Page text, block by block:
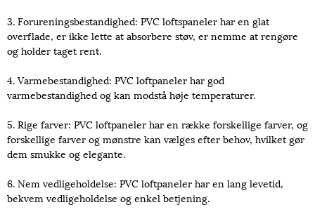
3. Forureningsbestandighed: PVC loftspaneler har en glat
overflade, er ikke lette at absorbere støv, er nemme at rengøre
og holder taget rent.
4. Varmebestandighed: PVC loftpaneler har god
varmebestandighed og kan modstå høje temperaturer.
5. Rige farver: PVC loftpaneler har en række forskellige farver, og
forskellige farver og mønstre kan vælges efter behov, hvilket gør
dem smukke og elegante.
6. Nem vedligeholdelse: PVC loftpaneler har en lang levetid,
bekvem vedligeholdelse og enkel betjening.